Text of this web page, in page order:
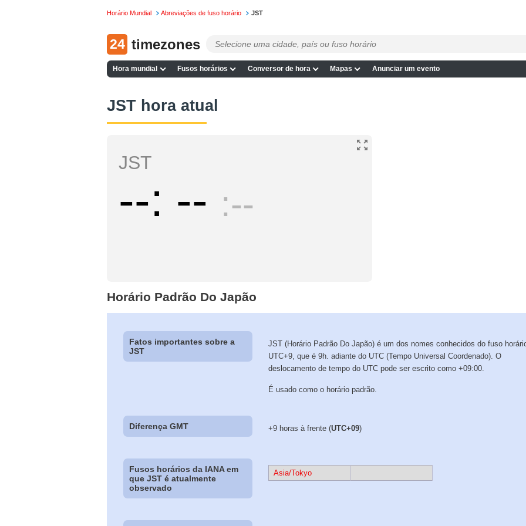
Horário Mundial Abreviações de fuso horário JST
24 timezones
Hora mundial Fusos horários Conversor de hora Mapas Anunciar um evento
JST hora atual
JST
-- -- --
Horário Padrão Do Japão
Fatos importantes sobre a
JST
JST (Horário Padrão Do Japão) é um dos nomes conhecidos do fuso
UTC+9, que é 9h. adiante do UTC (Tempo Universal Coordenado). O
deslocamento de tempo do UTC pode ser escrito como +09:00.
É usado como o horário padrão.
Diferença GMT +9 horas à frente (UTC+09)
Fusos horários da IANA em
que JST é atualmente
observado
Asia/Tokyo